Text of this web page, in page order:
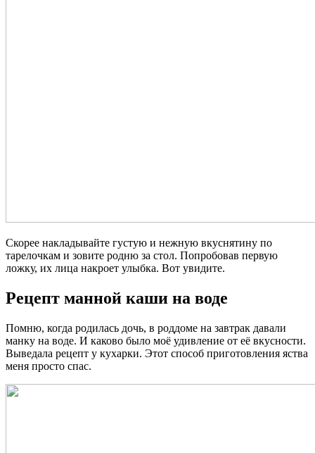
Скорее накладывайте густую и нежную вкуснятину по
тарелочкам и зовите родню за стол. Попробовав первую
ложку, их лица накроет улыбка. Вот увидите.
Рецепт манной каши на воде
Помню, когда родилась дочь, в роддоме на завтрак давали
манку на воде. И каково было моё удивление от её вкусности.
Выведала рецепт у кухарки. Этот способ приготовления яства
меня просто спас.